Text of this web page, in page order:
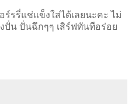
รรี่แช่แข็งใส่ได้เลยนะคะ ไม่
ปั่น ปั่นฉึกๆๆ เสิร์ฟทันทีอร่อย